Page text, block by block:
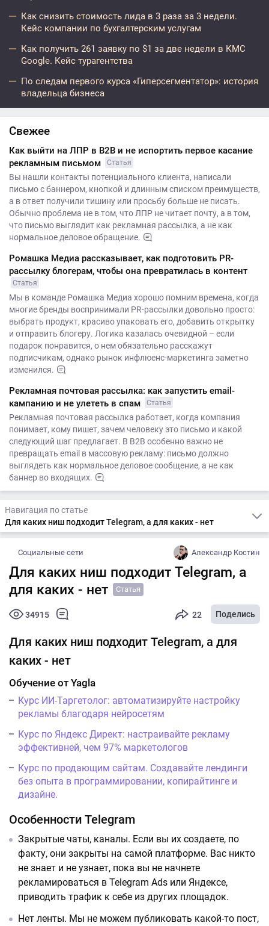
Как снизить стоимость лида в 3 раза за 3 недели.
Кейс компании по бухгалтерским услугам
Как получить 261 заявку по $1 за две недели в КМС
Google. Кейс турагентства
По следам первого курса «Гиперсегментатор»: история
владельца бизнеса
Свежее
Как выйти на ЛПР в B2B и не испортить первое касание
рекламным письмом
Статья
Вы нашли контакты потенциального клиента, написали
письмо с баннером, кнопкой и длинным списком преимуществ,
а в ответ получили тишину или просьбу больше не писать.
Обычно проблема не в том, что ЛПР не читает почту, а в том,
что письмо выглядит как рекламная рассылка, а не как
нормальное деловое обращение.
Ромашка Медиа рассказывает, как подготовить PR-
рассылку блогерам, чтобы она превратилась в контент
Статья
Мы в команде Ромашка Медиа хорошо помним времена, когда
многие бренды воспринимали PR-рассылки довольно просто:
выбрать продукт, красиво упаковать его, добавить открытку
и отправить блогеру. Логика казалась очевидной – если
подарок понравится, о нем обязательно расскажут
подписчикам, однако рынок инфлюенс-маркетинга заметно
изменился.
Рекламная почтовая рассылка: как запустить email-
кампанию и не улететь в спам
Статья
Рекламная почтовая рассылка работает, когда компания
понимает, кому пишет, зачем человеку это письмо и какой
следующий шаг предлагает. В B2B особенно важно не
превращать email в массовую рекламу: письмо должно
выглядеть как нормальное деловое сообщение, а не как
баннер во входящих.
Навигация по статье
Для каких ниш подходит Telegram, а для каких - нет
Социальные сети Александр Костин
Для каких ниш подходит Telegram, а
для каких - нет
Статья
34915 22 Поделись
Для каких ниш подходит Telegram, а для
каких - нет
Обучение от Yagla
Курс ИИ-Таргетолог: автоматизируйте настройку
рекламы благодаря нейросетям
Курс по Яндекс Директ: настраивайте рекламу
эффективней, чем 97% маркетологов
Курс по продающим сайтам. Создавайте лендинги
без опыта в программировании, копирайтинге и
дизайне.
Особенности Telegram
Закрытые чаты, каналы. Если вы их создаете, по
факту, они закрыты на самой платформе. Вас никто
не знает и не узнает, пока вы не начнете
рекламироваться в Telegram Ads или Яндексе,
приводить трафик к себе из других площадок.
Нет ленты. Мы не можем публиковать какой-то пост,